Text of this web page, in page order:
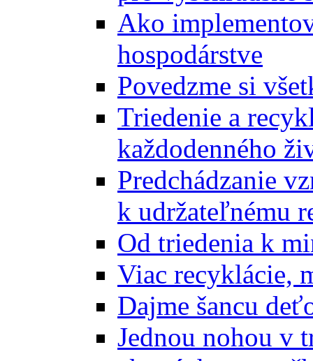
Ako
hospodárstve
Povedzme si
Triedenie a
každodenného
Predchádzanie
k udržateľnému
Od triedenia k
Viac recyklácie,
Dajme šancu
Jednou nohou v